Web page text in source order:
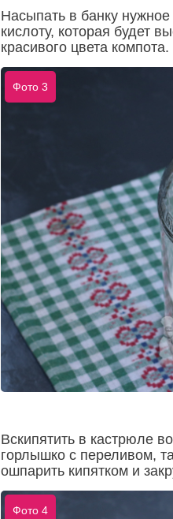
Насыпать в банку
кислоту, которая будет
красивого цвета компота.
Фото 3
Вскипятить в кастрюле
горлышко с переливом,
ошпарить кипятком и
Фото 4